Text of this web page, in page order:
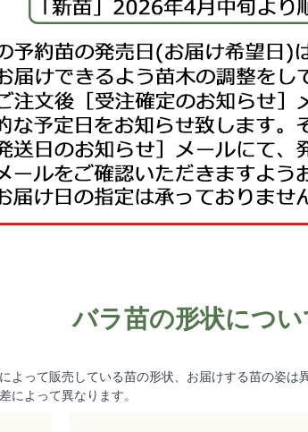
バラ苗の形状につい
よって販売している苗の形状、お届けする苗の姿は
によって異なります。